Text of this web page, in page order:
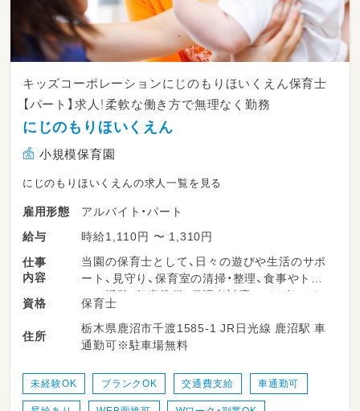
キッズコーポレーションにじのもりほいくえん保育士
【パート】求人！柔軟な働き方で無理なく勤務
にじのもりほいくえん
小規模保育園
にじのもりほいくえんの求人一覧を見る
雇用形態
アルバイト・パート
給与
時給1,110円 〜 1,310円
仕事
内容
当園の保育士として、日々の遊びや生活のサポ
ート、見守り、保育室の清掃・整理、食事やトイ
レの援助、行事準備、保護者対応などを担いま
す。柔軟な保育環境の中で、子どもたち一人ひ
とりにしっかり向き合える時間が多くありま
す。勤務日数や時間は相談可能で、ライフスタ
＜スケジュール例＞
資格 保育士
住所
栃木県鹿沼市千渡1585-1 JR日光線 鹿沼駅 車
通勤可※駐車場無料
未経験OK ブランクOK 交通費支給 車通勤可